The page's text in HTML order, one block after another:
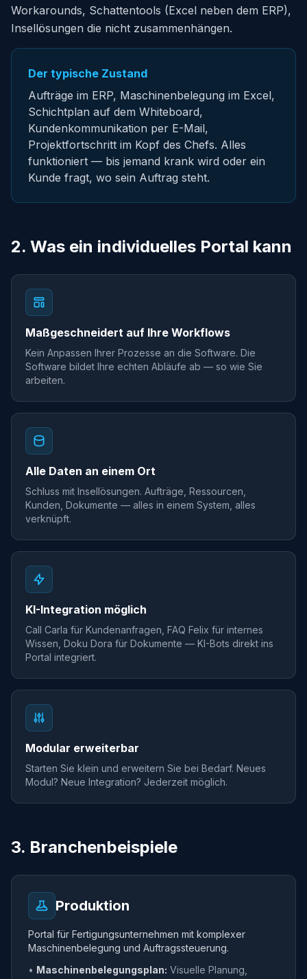
Workarounds, Schattentools (Excel neben dem ERP),
Insellösungen die nicht zusammenhängen.
Der typische Zustand
Aufträge im ERP, Maschinenbelegung im Excel,
Schichtplan auf dem Whiteboard,
Kundenkommunikation per E-Mail,
Projektfortschritt im Kopf des Chefs. Alles
funktioniert — bis jemand krank wird oder ein
Kunde fragt, wo sein Auftrag steht.
2. Was ein individuelles Portal kann
Maßgeschneidert auf Ihre Workflows
Kein Anpassen Ihrer Prozesse an die Software. Die
Software bildet Ihre echten Abläufe ab — so wie Sie
arbeiten.
Alle Daten an einem Ort
Schluss mit Insellösungen. Aufträge, Ressourcen,
Kunden, Dokumente — alles in einem System, alles
verknüpft.
KI-Integration möglich
Call Carla für Kundenanfragen, FAQ Felix für internes
Wissen, Doku Dora für Dokumente — KI-Bots direkt ins
Portal integriert.
Modular erweiterbar
Starten Sie klein und erweitern Sie bei Bedarf. Neues
Modul? Neue Integration? Jederzeit möglich.
3. Branchenbeispiele
Produktion
Portal für Fertigungsunternehmen mit komplexer
Maschinenbelegung und Auftragssteuerung.
• Maschinenbelegungsplan: Visuelle Planung,